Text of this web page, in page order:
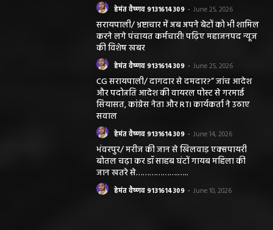
हेमंत वैष्णव 9131614309 - June 25, 2026
सरायपाली/ भ्रष्टाचार में अब अपने बेटों को भी शामिल
करने लगे पंचायत कर्मचारी! पढ़िए महाजनपद न्यूज
की विशेष खबर
हेमंत वैष्णव 9131614309 - June 25, 2026
CG सरायपाली/ दागदार से दमदार?” जांच आदेश
और पदोन्नति आदेश की वायरल पोस्ट से गरमाई
सियासत, कांग्रेस नेता और RTI कार्यकर्ता ने उठाए
सवाल
हेमंत वैष्णव 9131614309 - June 14, 2026
भंवरपुर/ मरीज की जान से खिलवाड़ एक्सपायरी
बोतल चढ़ा कर डॉ साहब घंटों गायब महिला की
जान खतरे से……………….…..
हेमंत वैष्णव 9131614309 - June 10, 2026